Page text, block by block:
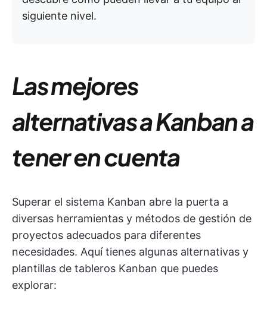
siguiente nivel.
Las mejores
alternativas a Kanban a
tener en cuenta
Superar el sistema Kanban abre la puerta a
diversas herramientas y métodos de gestión de
proyectos adecuados para diferentes
necesidades. Aquí tienes algunas alternativas y
plantillas de tableros Kanban que puedes
explorar: